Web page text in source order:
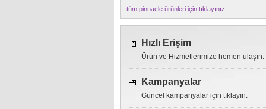
tüm pinnacle ürünleri için tıklayınız
Hızlı Erişim
Ürün ve Hizmetlerimize hemen ulaşın.
Kampanyalar
Güncel kampanyalar için tıklayın.